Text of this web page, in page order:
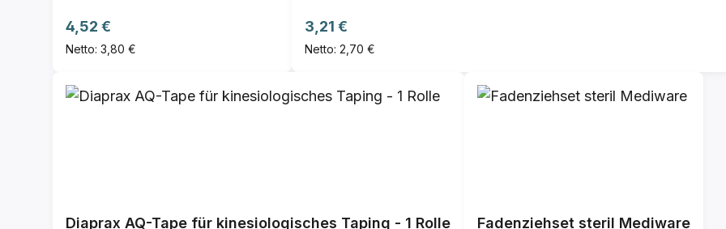
Regulärer Preis:
4,52 €
Netto: 3,80 €
Regulärer Preis:
3,21 €
Netto: 2,70 €
Diaprax AQ-Tape für kinesiologisches Taping - 1 Rolle Fadenziehset steril Mediware